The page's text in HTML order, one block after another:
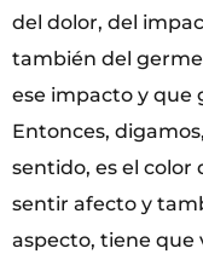
del dolor, del
también del
ese impacto y que
Entonces,
sentido, es el color
sentir afecto y
aspecto, tiene que